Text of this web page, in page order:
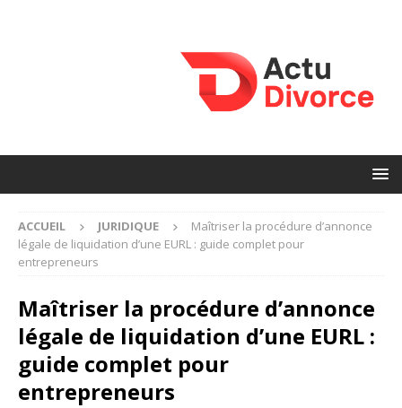
ACCUEIL JURIDIQUE
Maîtriser la procédure d’annonce
légale de liquidation d’une EURL : guide complet pour
entrepreneurs
Maîtriser la procédure d’annonce
légale de liquidation d’une EURL :
guide complet pour
entrepreneurs